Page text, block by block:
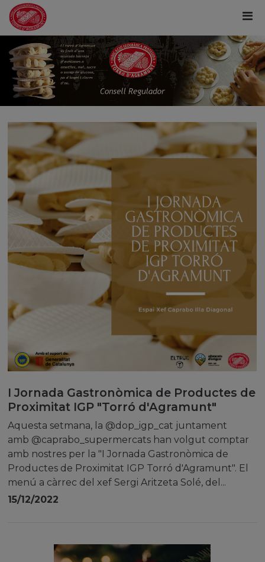
I Jornada Gastronòmica de Productes de
Proximitat IGP "Torró d'Agramunt"
Aquesta setmana, la @dop_igp_cat juntament
amb @caprabo_supermercats han volgut comptar
amb nostres per la "I Jornada Gastronòmica de
Productes de Proximitat IGP Torró d'Agramunt". El
menú a càrrec del xef Sergi Aritzeta Solé, del...
15/12/2022